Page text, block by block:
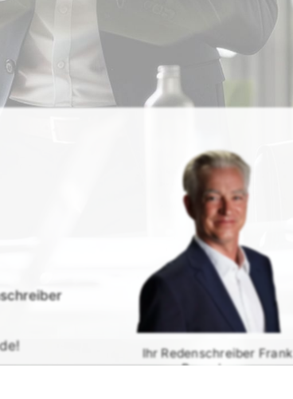
Ihr Redenschreiber Frank
Rosenbauer